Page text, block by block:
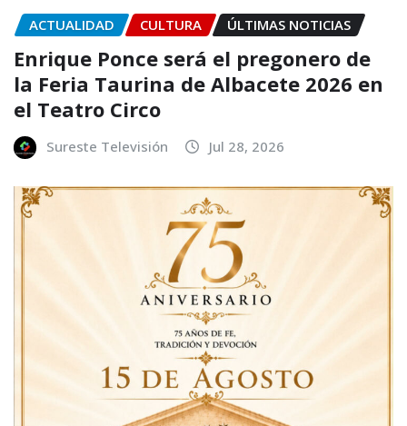
ACTUALIDAD CULTURA ÚLTIMAS NOTICIAS
Enrique Ponce será el pregonero de
la Feria Taurina de Albacete 2026 en
el Teatro Circo
Sureste Televisión Jul 28, 2026